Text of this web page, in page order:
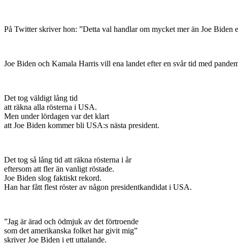
På Twitter skriver hon: ”Detta val handlar om mycket mer än Joe
Joe Biden och Kamala Harris vill ena landet efter en svår tid med
Det tog väldigt lång tid
att räkna alla rösterna i USA.
Men under lördagen var det klart
att Joe Biden kommer bli USA:s nästa president.
Det tog så lång tid att räkna rösterna i år
eftersom att fler än vanligt röstade.
Joe Biden slog faktiskt rekord.
Han har fått flest röster av någon presidentkandidat i USA.
”Jag är ärad och ödmjuk av det förtroende
som det amerikanska folket har givit mig”
skriver Joe Biden i ett uttalande.